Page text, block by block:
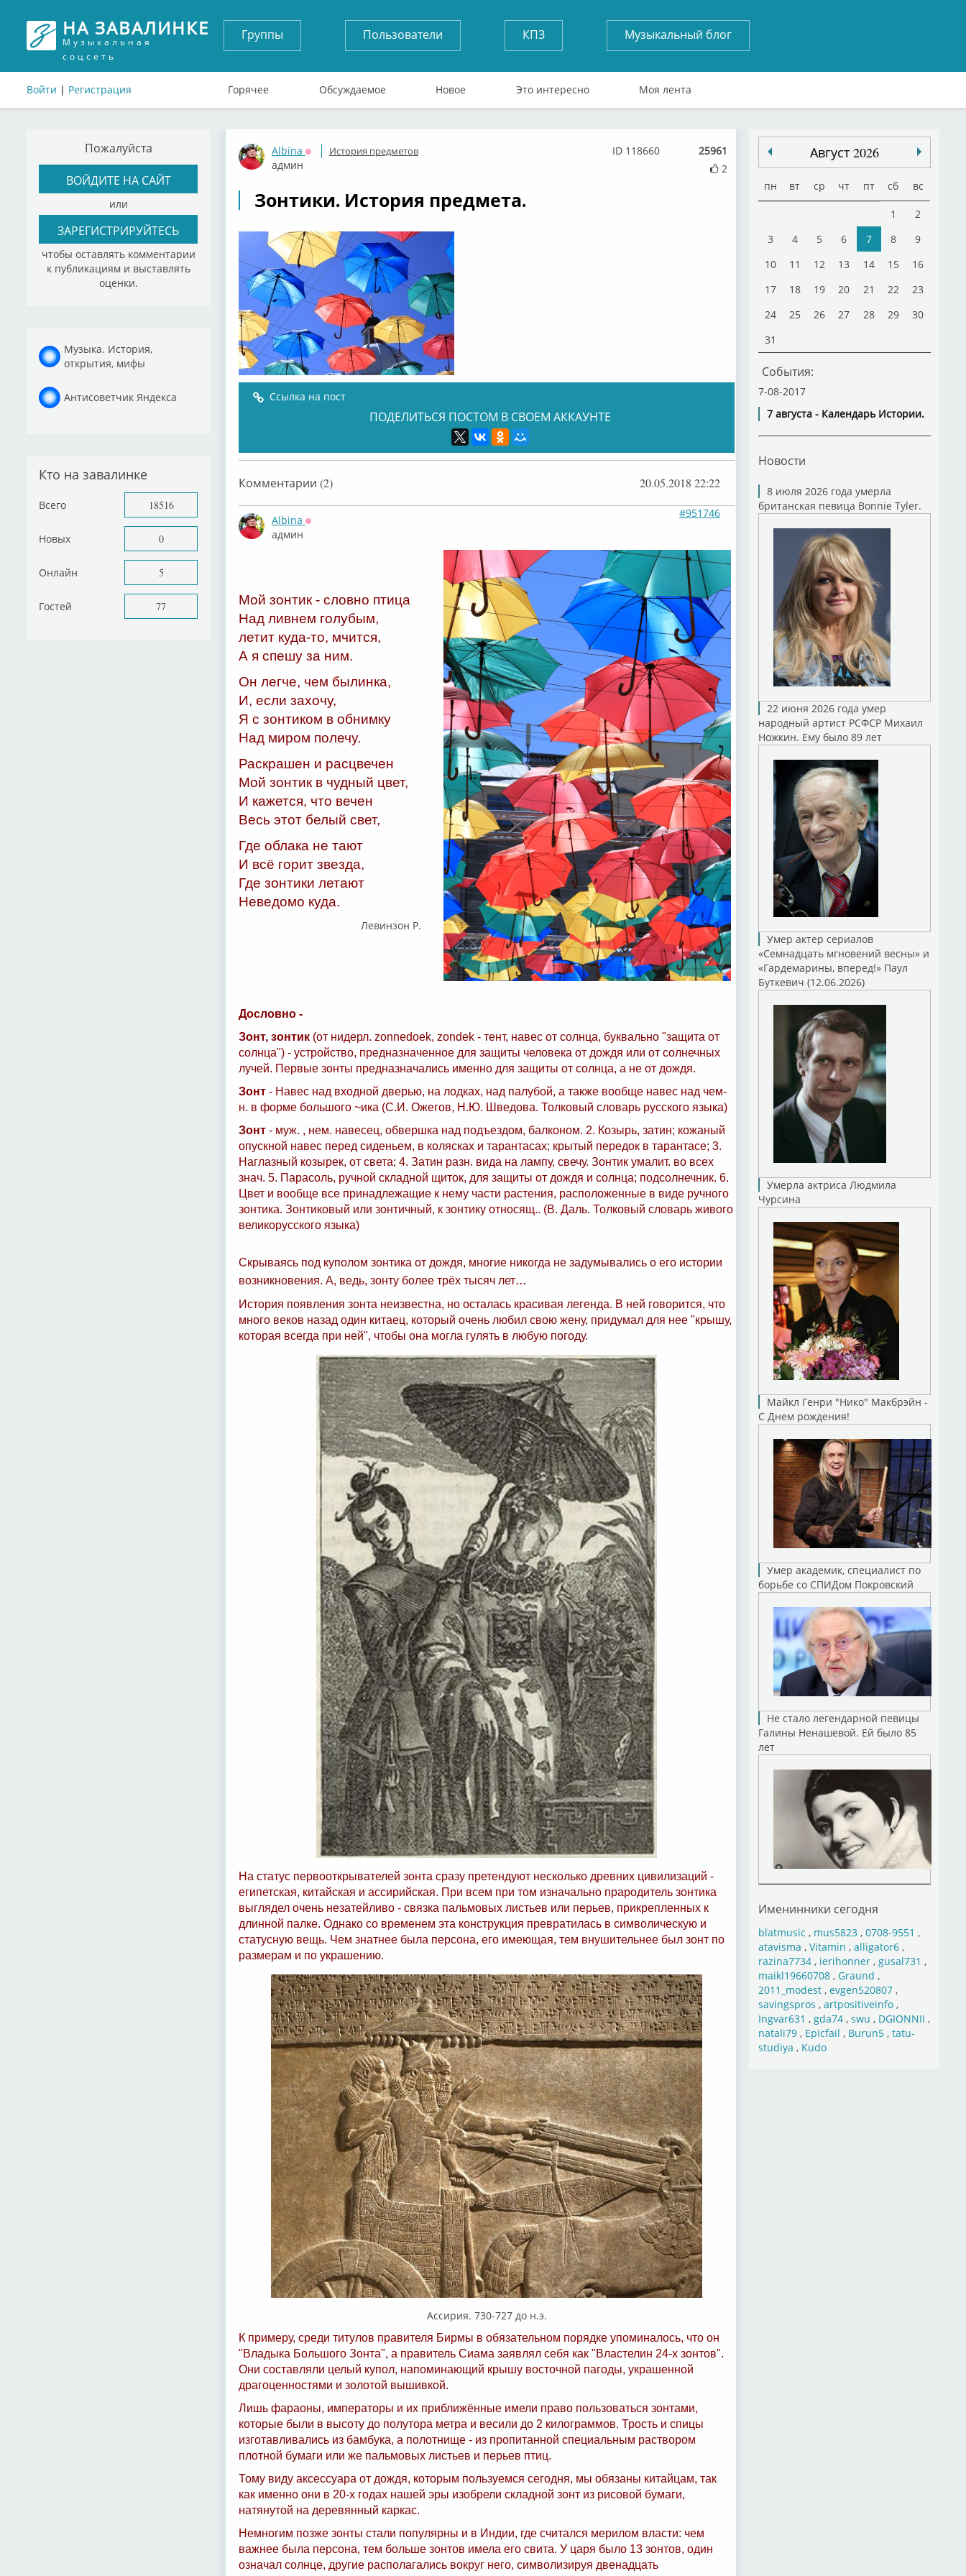
НА ЗАВАЛИНКЕ
Музыкальная
соцсеть
Войти | Регистрация
Группы Пользователи КПЗ Музыкальный блог
Горячее Обсуждаемое Новое Это интересно Моя лента
Пожалуйста
ВОЙДИТЕ НА САЙТ
или
ЗАРЕГИСТРИРУЙТЕСЬ
чтобы оставлять комментарии
к публикациям и выставлять
оценки.
Музыка. История,
открытия, мифы
Антисоветчик Яндекса
Кто на завалинке
Всего 18516
Новых 0
Онлайн 5
Гостей 77
Albina
Оффлайн
админ
История предметов
25961
2
ID 118660
Зонтики. История предмета.
Ссылка на пост
ПОДЕЛИТЬСЯ ПОСТОМ В СВОЕМ АККАУНТЕ
Комментарии (2) 20.05.2018 22:22
Albina
админ
#951746
Мой зонтик - словно птица
Над ливнем голубым,
летит куда-то, мчится,
А я спешу за ним.
Он легче, чем былинка,
И, если захочу,
Я с зонтиком в обнимку
Над миром полечу.
Раскрашен и расцвечен
Мой зонтик в чудный цвет,
И кажется, что вечен
Весь этот белый свет,
Где облака не тают
И всё горит звезда,
Где зонтики летают
Неведомо куда.
Левинзон Р.
Дословно -
Зонт, зонтик (от нидерл. zonnedoek, zondek - тент, навес от солнца, буквально "защита от
солнца") - устройство, предназначенное для защиты человека от дождя или от солнечных
лучей. Первые зонты предназначались именно для защиты от солнца, а не от дождя.
Зонт - Навес над входной дверью, на лодках, над палубой, а также вообще навес над чем-
н. в форме большого ~ика (С.И. Ожегов, Н.Ю. Шведова. Толковый словарь русского языка)
Зонт - муж. , нем. навесец, обвершка над подъездом, балконом. 2. Козырь, затин; кожаный
опускной навес перед сиденьем, в колясках и тарантасах; крытый передок в тарантасе; 3.
Наглазный козырек, от света; 4. Затин разн. вида на лампу, свечу. Зонтик умалит. во всех
знач. 5. Парасоль, ручной складной щиток, для защиты от дождя и солнца; подсолнечник. 6.
Цвет и вообще все принадлежащие к нему части растения, расположенные в виде ручного
зонтика. Зонтиковый или зонтичный, к зонтику относящ.. (В. Даль. Толковый словарь живого
великорусского языка)
Скрываясь под куполом зонтика от дождя, многие никогда не задумывались о его истории
возникновения. А, ведь, зонту более трёх тысяч лет...
История появления зонта неизвестна, но осталась красивая легенда. В ней говорится, что
много веков назад один китаец, который очень любил свою жену, придумал для нее "крышу,
которая всегда при ней", чтобы она могла гулять в любую погоду.
На статус первооткрывателей зонта сразу претендуют несколько древних цивилизаций -
египетская, китайская и ассирийская. При всем при том изначально прародитель зонтика
выглядел очень незатейливо - связка пальмовых листьев или перьев, прикрепленных к
длинной палке. Однако со временем эта конструкция превратилась в символическую и
статусную вещь. Чем знатнее была персона, его имеющая, тем внушительнее был зонт по
размерам и по украшению.
Ассирия. 730-727 до н.э.
К примеру, среди титулов правителя Бирмы в обязательном порядке упоминалось, что он
"Владыка Большого Зонта", а правитель Сиама заявлял себя как "Властелин 24-х зонтов".
Они составляли целый купол, напоминающий крышу восточной пагоды, украшенной
драгоценностями и золотой вышивкой.
Лишь фараоны, императоры и их приближённые имели право пользоваться зонтами,
которые были в высоту до полутора метра и весили до 2 килограммов. Трость и спицы
изготавливались из бамбука, а полотнище - из пропитанной специальным раствором
плотной бумаги или же пальмовых листьев и перьев птиц.
Тому виду аксессуара от дождя, которым пользуемся сегодня, мы обязаны китайцам, так
как именно они в 20-х годах нашей эры изобрели складной зонт из рисовой бумаги,
натянутой на деревянный каркас.
Немногим позже зонты стали популярны и в Индии, где считался мерилом власти: чем
важнее была персона, тем больше зонтов имела его свита. У царя было 13 зонтов, один
означал солнце, другие располагались вокруг него, символизируя двенадцать
Август 2026
пн вт ср чт пт сб вс
1
2
3
4 5 6 7 8
9
10
11 12 13 14 15
16
17
18 19 20 21 22
23
24
25 26 27 28 29
30
31
События:
7-08-2017
7 августа - Календарь Истории.
Новости
8 июля 2026 года умерла
британская певица Bonnie Tyler.
22 июня 2026 года умер
народный артист РСФСР Михаил
Ножкин. Ему было 89 лет
Умер актер сериалов
«Семнадцать мгновений весны» и
«Гардемарины, вперед!» Паул
Буткевич (12.06.2026)
Умерла актриса Людмила
Чурсина
Майкл Генри "Нико" Макбрэйн -
С Днем рождения!
Умер академик, специалист по
борьбе со СПИДом Покровский
Не стало легендарной певицы
Галины Ненашевой. Ей было 85
лет
Именинники сегодня
blatmusic , mus5823, 0708-9551 ,
atavisma , Vitamin , alligator6,
razina7734, ierihonner, gusal731 ,
maikl19660708, Graund ,
2011_modest, evgen520807,
savingspros , artpositiveinfo,
Ingvar631 , gda74, swu , DGIONNII ,
natali79, Epicfail , Burun5, tatu-
studiya , Kudo